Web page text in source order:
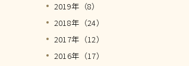
2019年（8）
2018年（24）
2017年（12）
2016年（17）